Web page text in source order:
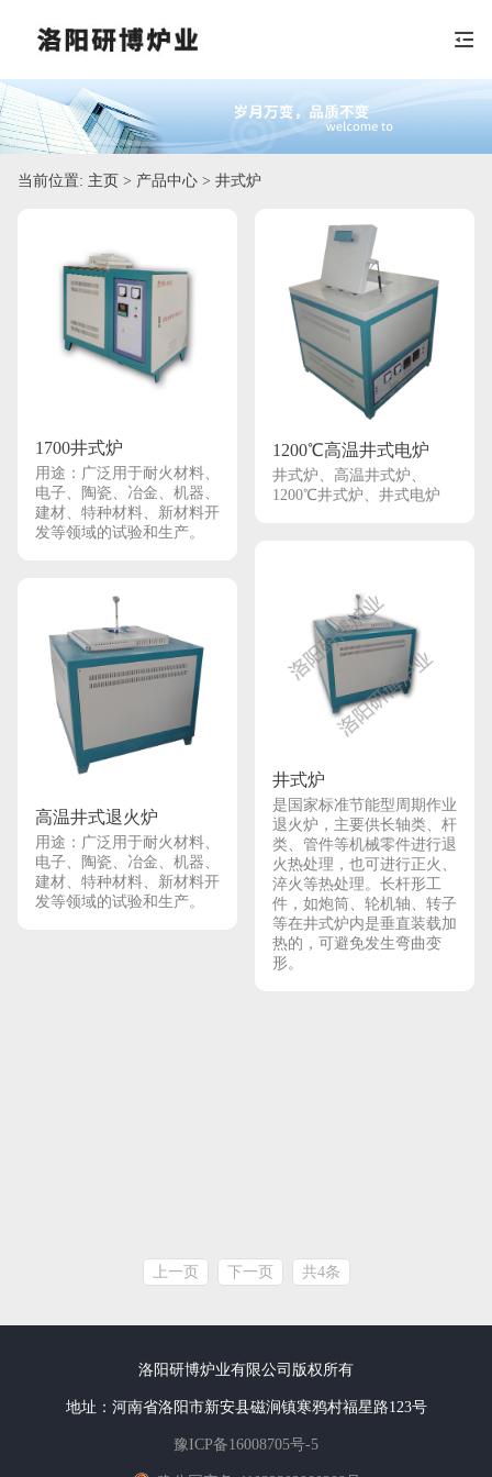
当前位置: 主页 > 产品中心 > 井式炉
1700井式炉
用途：广泛用于耐火材料、
电子、陶瓷、冶金、机器、
建材、特种材料、新材料开
发等领域的试验和生产。
高温井式退火炉
用途：广泛用于耐火材料、
电子、陶瓷、冶金、机器、
建材、特种材料、新材料开
发等领域的试验和生产。
1200℃高温井式电炉
井式炉、高温井式炉、
1200℃井式炉、井式电炉
井式炉
是国家标准节能型周期作业
退火炉，主要供长轴类、杆
类、管件等机械零件进行退
火热处理，也可进行正火、
淬火等热处理。长杆形工
件，如炮筒、轮机轴、转子
等在井式炉内是垂直装载加
热的，可避免发生弯曲变
形。
上一页 下一页 共4条
洛阳研博炉业有限公司版权所有
地址：河南省洛阳市新安县磁涧镇寒鸦村福星路123号
豫ICP备16008705号-5